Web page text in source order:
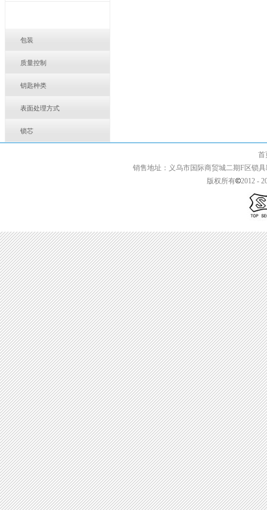
包装
质量控制
钥匙种类
表面处理方式
锁芯
首页 | 关于我们
销售地址：义乌市国际商贸城二期F区锁具
版权所有
2012 -